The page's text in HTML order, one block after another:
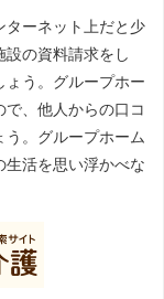
ターネット上だと少
の資料請求をし
ょう。グループホー
で、他人からの口コ
う。グループホーム
生活を思い浮かべな